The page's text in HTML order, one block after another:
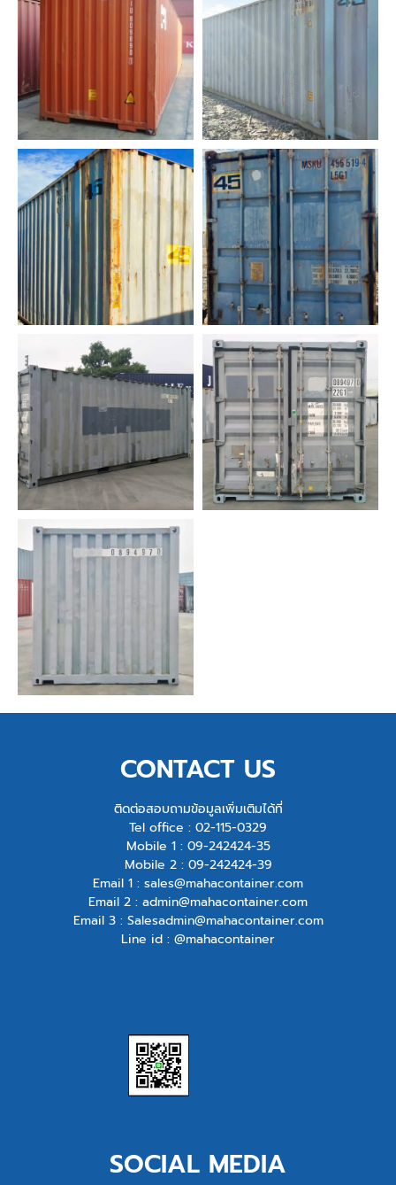
CONTACT US
ติดต่อสอบถามข้อมูลเพิ่มเติมได้ที่
Tel office : 02-115-0329
Mobile 1 : 09-242424-35
Mobile 2 : 09-242424-39
Email 1 : sales@mahacontainer.com
Email 2 : admin@mahacontainer.com
Email 3 : Salesadmin@mahacontainer.com
Line id : @mahacontainer
SOCIAL MEDIA